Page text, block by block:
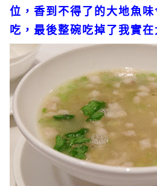
位，香到不得了的大地魚
吃，最後整碗吃掉了我實在